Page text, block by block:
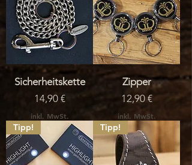
Sicherheitskette
Preis
14,90 €
inkl. MwSt.
Zipper
Preis
12,90 €
inkl. MwSt.
Tipp! Tipp!